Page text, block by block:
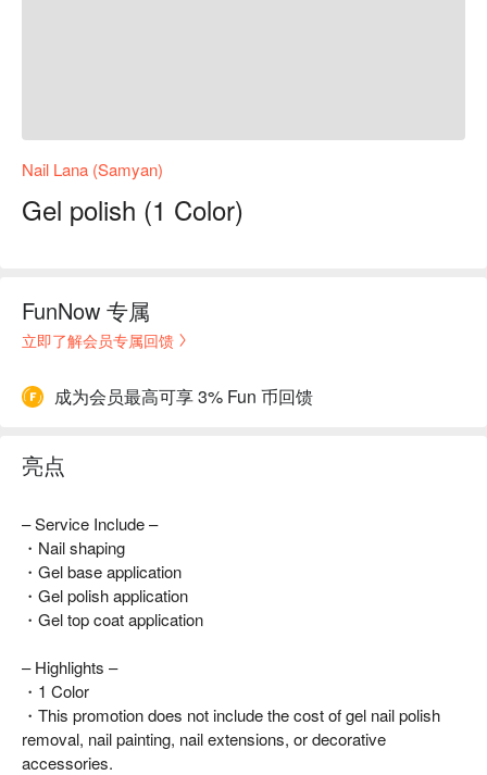
Nail Lana (Samyan)
Gel polish (1 Color)
FunNow 专属
立即了解会员专属回馈
成为会员最高可享 3% Fun 币回馈
亮点
– Service Include –
・Nail shaping
・Gel base application
・Gel polish application
・Gel top coat application
– Highlights –
・1 Color
・This promotion does not include the cost of gel nail polish
removal, nail painting, nail extensions, or decorative
accessories.